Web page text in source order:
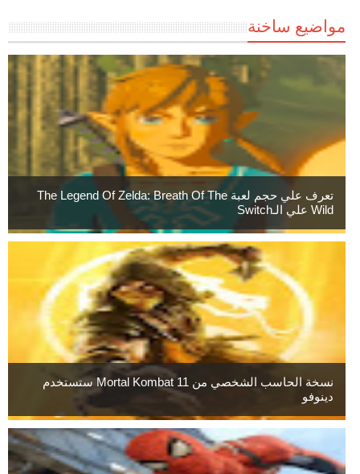
مواضيع ساخنة
تعرف علي حجم لعبة The Legend Of Zelda: Breath Of The
Wild علي الـSwitch
نسخة الحاسب الشخصي من Mortal Kombat 11 ستستخدم
دينوفو